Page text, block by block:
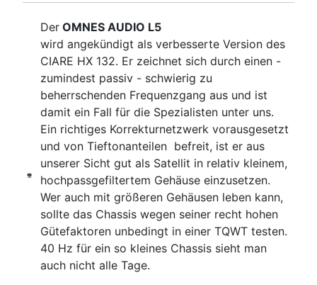
Der OMNES AUDIO L5
wird angekündigt als verbesserte Version des
CIARE HX 132. Er zeichnet sich durch einen -
zumindest passiv - schwierig zu
beherrschenden Frequenzgang aus und ist
damit ein Fall für die Spezialisten unter uns.
Ein richtiges Korrekturnetzwerk vorausgesetzt
und von Tieftonanteilen befreit, ist er aus
unserer Sicht gut als Satellit in relativ kleinem,
hochpassgefiltertem Gehäuse einzusetzen.
Wer auch mit größeren Gehäusen leben kann,
sollte das Chassis wegen seiner recht hohen
Gütefaktoren unbedingt in einer TQWT testen.
40 Hz für ein so kleines Chassis sieht man
auch nicht alle Tage.